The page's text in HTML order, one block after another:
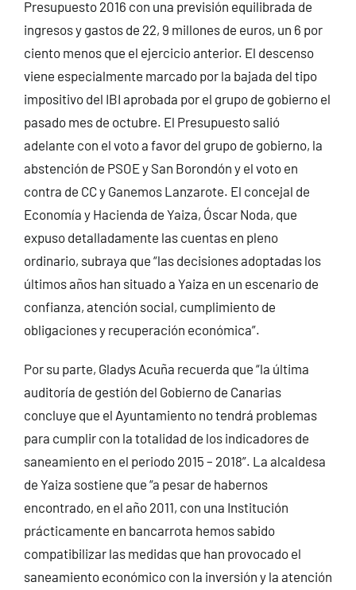
Presupuesto 2016 con una previsión equilibrada de
ingresos y gastos de 22, 9 millones de euros, un 6 por
ciento menos que el ejercicio anterior. El descenso
viene especialmente marcado por la bajada del tipo
impositivo del IBI aprobada por el grupo de gobierno el
pasado mes de octubre. El Presupuesto salió
adelante con el voto a favor del grupo de gobierno, la
abstención de PSOE y San Borondón y el voto en
contra de CC y Ganemos Lanzarote. El concejal de
Economía y Hacienda de Yaiza, Óscar Noda, que
expuso detalladamente las cuentas en pleno
ordinario, subraya que “las decisiones adoptadas los
últimos años han situado a Yaiza en un escenario de
confianza, atención social, cumplimiento de
obligaciones y recuperación económica”.
Por su parte, Gladys Acuña recuerda que “la última
auditoría de gestión del Gobierno de Canarias
concluye que el Ayuntamiento no tendrá problemas
para cumplir con la totalidad de los indicadores de
saneamiento en el periodo 2015 – 2018”. La alcaldesa
de Yaiza sostiene que “a pesar de habernos
encontrado, en el año 2011, con una Institución
prácticamente en bancarrota hemos sabido
compatibilizar las medidas que han provocado el
saneamiento económico con la inversión y la atención